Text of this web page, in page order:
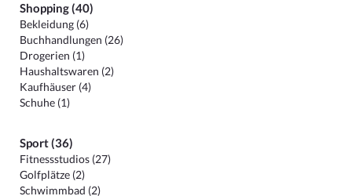
Shopping (40)
Bekleidung (6)
Buchhandlungen (26)
Drogerien (1)
Haushaltswaren (2)
Kaufhäuser (4)
Schuhe (1)
Sport (36)
Fitnessstudios (27)
Golfplätze (2)
Schwimmbad (2)